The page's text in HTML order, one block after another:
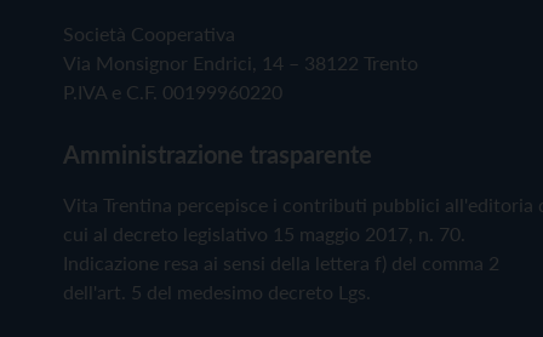
Società Cooperativa
Via Monsignor Endrici, 14 – 38122 Trento
P.IVA e C.F. 00199960220
Amministrazione trasparente
Vita Trentina percepisce i contributi pubblici all'editoria
cui al decreto legislativo 15 maggio 2017, n. 70.
Indicazione resa ai sensi della lettera f) del comma 2
dell'art. 5 del medesimo decreto Lgs.